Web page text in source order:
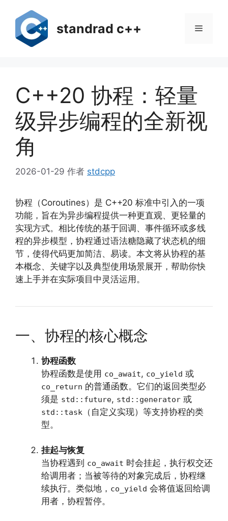
standrad c++ 菜
C++20 协程：轻量
级异步编程的全新视
角
2026-01-29 作者 stdcpp
协程（Coroutines）是 C++20 标准中引入的一项
功能，旨在为异步编程提供一种更直观、更轻量的
实现方式。相比传统的基于回调、事件循环或多线
程的异步模型，协程通过语法糖隐藏了状态机的细
节，使得代码更加简洁、易读。本文将从协程的基
本概念、关键字以及典型使用场景展开，帮助你快
速上手并在实际项目中灵活运用。
一、协程的核心概念
协程函数
协程函数是使用 co_await, co_yield 或
co_return 的普通函数。它们的返回类型必
须是 std::future, std::generator 或
std::task
（自定义实现）等支持协程的类
型。
挂起与恢复
当协程遇到 co_await 时会挂起，执行权交还
给调用者；当被等待的对象完成后，协程继
续执行。类似地， co_yield 会将值返回给调
用者，协程暂停。